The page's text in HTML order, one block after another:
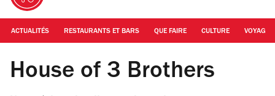
ACTUALITÉS RESTAURANTS ET BARS QUE FAIRE CULTURE VOYAGE
© EP / TOP
House of 3 Brothers